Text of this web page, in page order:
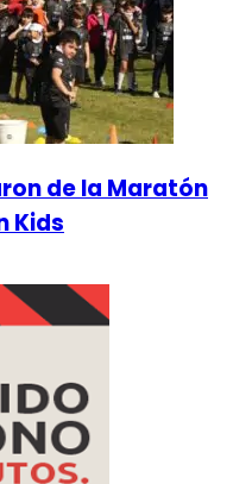
de la Maratón
Kids